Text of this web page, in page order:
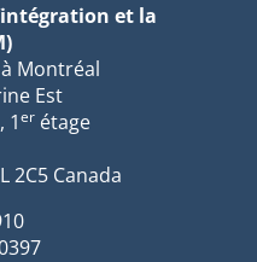
et la
Montréal
Est
1er étage
2C5 Canada